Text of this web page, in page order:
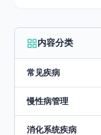
内容分类
常见疾病
慢性病管理
消化系统疾病